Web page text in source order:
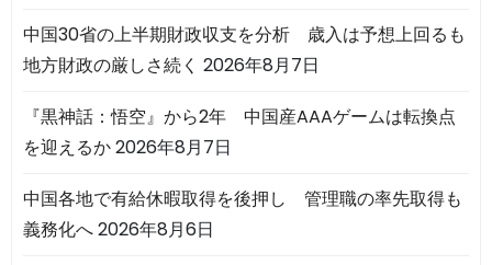
中国30省の上半期財政収支を分析 歳入は予想上回るも
地方財政の厳しさ続く 2026年8月7日
『黒神話：悟空』から2年 中国産AAAゲームは転換点
を迎えるか2026年8月7日
中国各地で有給休暇取得を後押し 管理職の率先取得も
義務化へ2026年8月6日